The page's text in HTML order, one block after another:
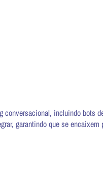
incluindo bots
garantindo que se